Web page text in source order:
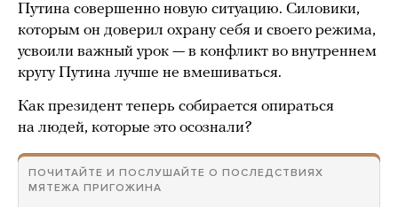
Путина совершенно новую ситуацию. Силовики,
которым он доверил охрану себя и своего режима,
усвоили важный урок — в конфликт во внутреннем
кругу Путина лучше не вмешиваться.
Как президент теперь собирается опираться
на людей, которые это осознали?
ПОЧИТАЙТЕ И ПОСЛУШАЙТЕ О ПОСЛЕДСТВИЯХ
МЯТЕЖА ПРИГОЖИНА